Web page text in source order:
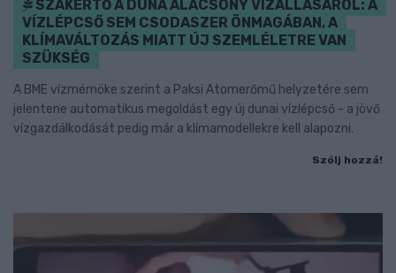
SZAKÉRTŐ A DUNA ALACSONY VÍZÁLLÁSÁRÓL: A
VÍZLÉPCSŐ SEM CSODASZER ÖNMAGÁBAN, A
KLÍMAVÁLTOZÁS MIATT ÚJ SZEMLÉLETRE VAN
SZÜKSÉG
A BME vízmérnöke szerint a Paksi Atomerőmű helyzetére sem
jelentene automatikus megoldást egy új dunai vízlépcső - a jövő
vízgazdálkodását pedig már a klímamodellekre kell alapozni.
Szólj hozzá!